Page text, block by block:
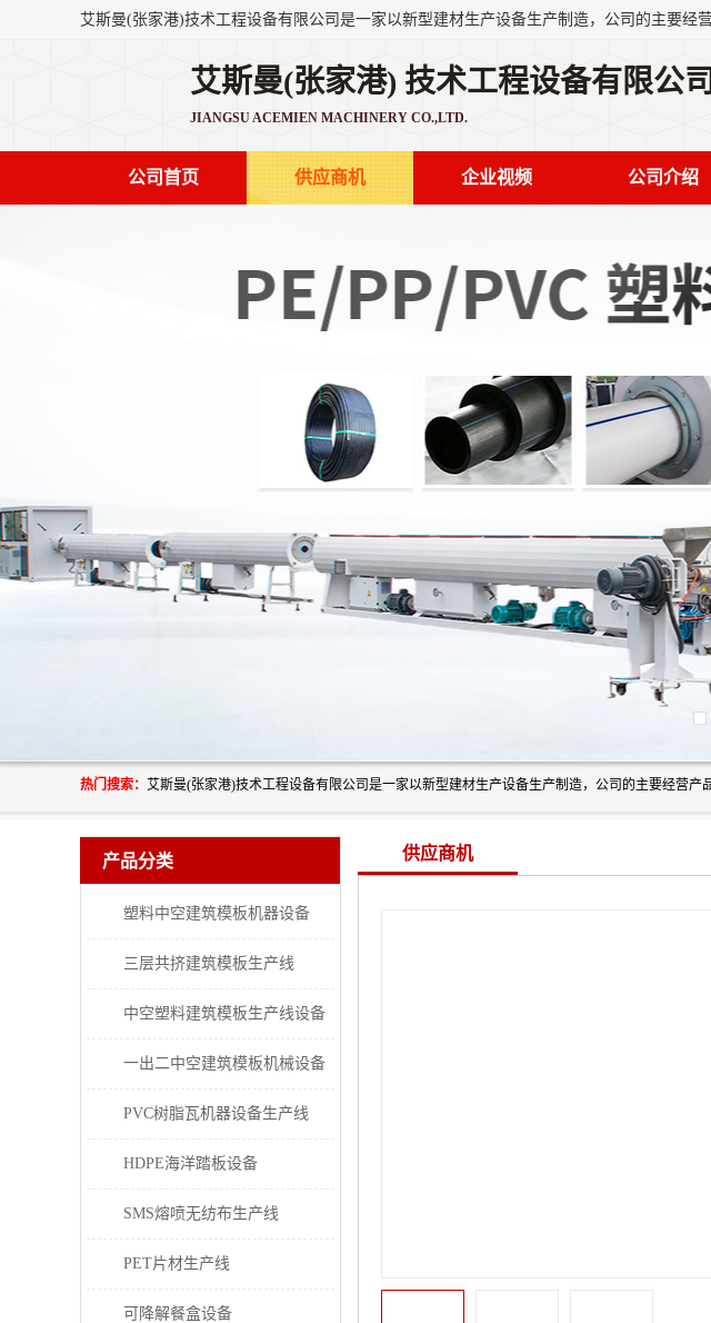
艾斯曼(张家港) 技术工程设备有限公司
JIANGSU ACEMIEN MACHINERY CO.,LTD.
公司首页 供应商机 企业视频 公司介绍
热门搜索：
产品分类
塑料中空建筑模板机器设备
三层共挤建筑模板生产线
中空塑料建筑模板生产线设备
一出二中空建筑模板机械设备
PVC树脂瓦机器设备生产线
HDPE海洋踏板设备
SMS熔喷无纺布生产线
PET片材生产线
可降解餐盒设备
供应商机